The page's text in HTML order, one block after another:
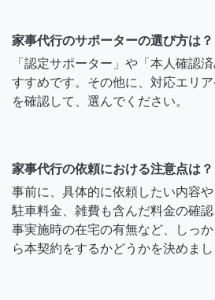
家事代行のサポーターの選び方は？
「認定サポーター」や「本人確認
すすめです。その他に、対応エリ
を確認して、選んでください。
家事代行の依頼における注意点は？
事前に、具体的に依頼したい内容
駐車料金、雑費も含んだ料金の確
事実施時の在宅の有無など、しっ
ら本契約をするかどうかを決めまし